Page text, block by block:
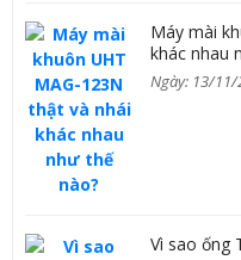
Máy mài
khác nhau
Ngày: 13/11/
Vì sao ống